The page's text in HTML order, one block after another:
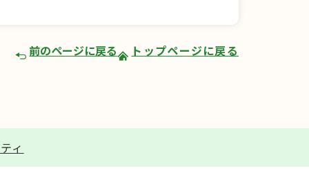
前のページに戻る トップページに戻る
ィ